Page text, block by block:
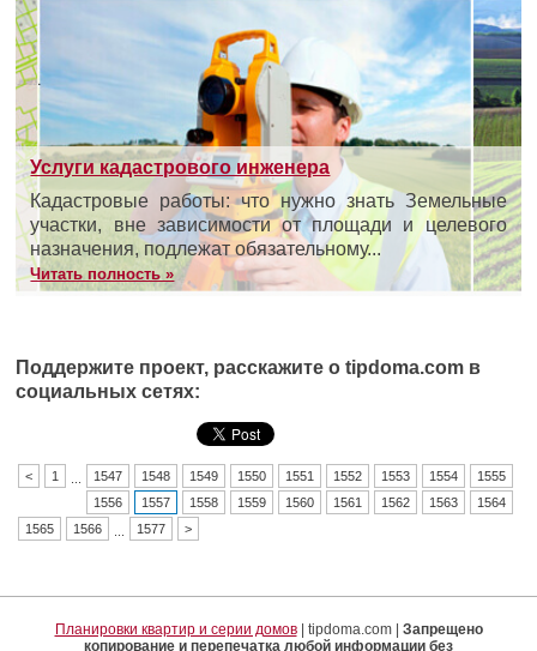
Услуги кадастрового инженера
Кадастровые работы: что нужно знать Земельные
участки, вне зависимости от площади и целевого
назначения, подлежат обязательному...
Читать полность »
Поддержите проект, расскажите о tipdoma.com в
социальных сетях:
< 1 1547 1548 1549 1550 1551 1552 1553 1554
1555
1556
1557 1558 1559 1560 1561 1562 1563
1564
1565
1566 1577 >
Планировки квартир и серии домов| tipdoma.com | Запрещено
копирование и перепечатка любой информации без